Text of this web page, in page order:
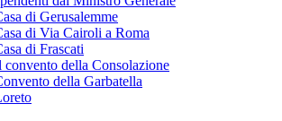
di Gerusalemme
di Via Cairoli a Roma
di Frascati
convento della Consolazione
della Garbatella